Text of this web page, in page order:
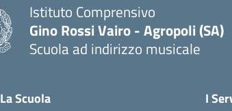
Istituto Comprensivo
Gino Rossi Vairo - Agropoli (SA)
Scuola ad indirizzo musicale
La Scuola I